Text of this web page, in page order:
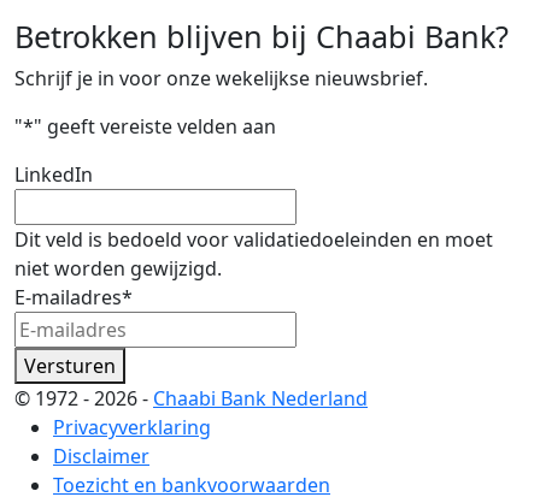
Betrokken blijven bij Chaabi Bank?
Schrijf je in voor onze wekelijkse nieuwsbrief.
"*" geeft vereiste velden aan
LinkedIn
Dit veld is bedoeld voor validatiedoeleinden en moet
niet worden gewijzigd.
E-mailadres*
Versturen
© 1972 - 2026 - Chaabi Bank Nederland
Privacyverklaring
Disclaimer
Toezicht en bankvoorwaarden